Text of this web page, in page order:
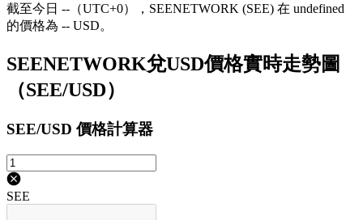
截至今日 --（UTC+0），SEENETWORK (SEE) 在 undefined
的價格為 -- USD。
SEENETWORK兌USD價格實時走勢圖
（SEE/USD）
SEE/USD 價格計算器
SEE